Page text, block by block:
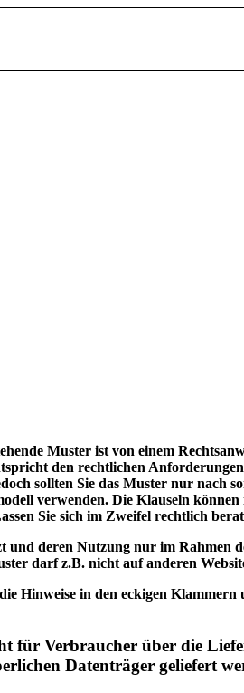
Muster ist von einem
den rechtlichen
sollten Sie das Muster nur nach
verwenden. Die Klauseln können
Sie sich im Zweifel rechtlich
und deren Nutzung nur im Rahmen
darf z.B. nicht auf anderen
Hinweise in den eckigen Klammern
für Verbraucher über die
Datenträger geliefert